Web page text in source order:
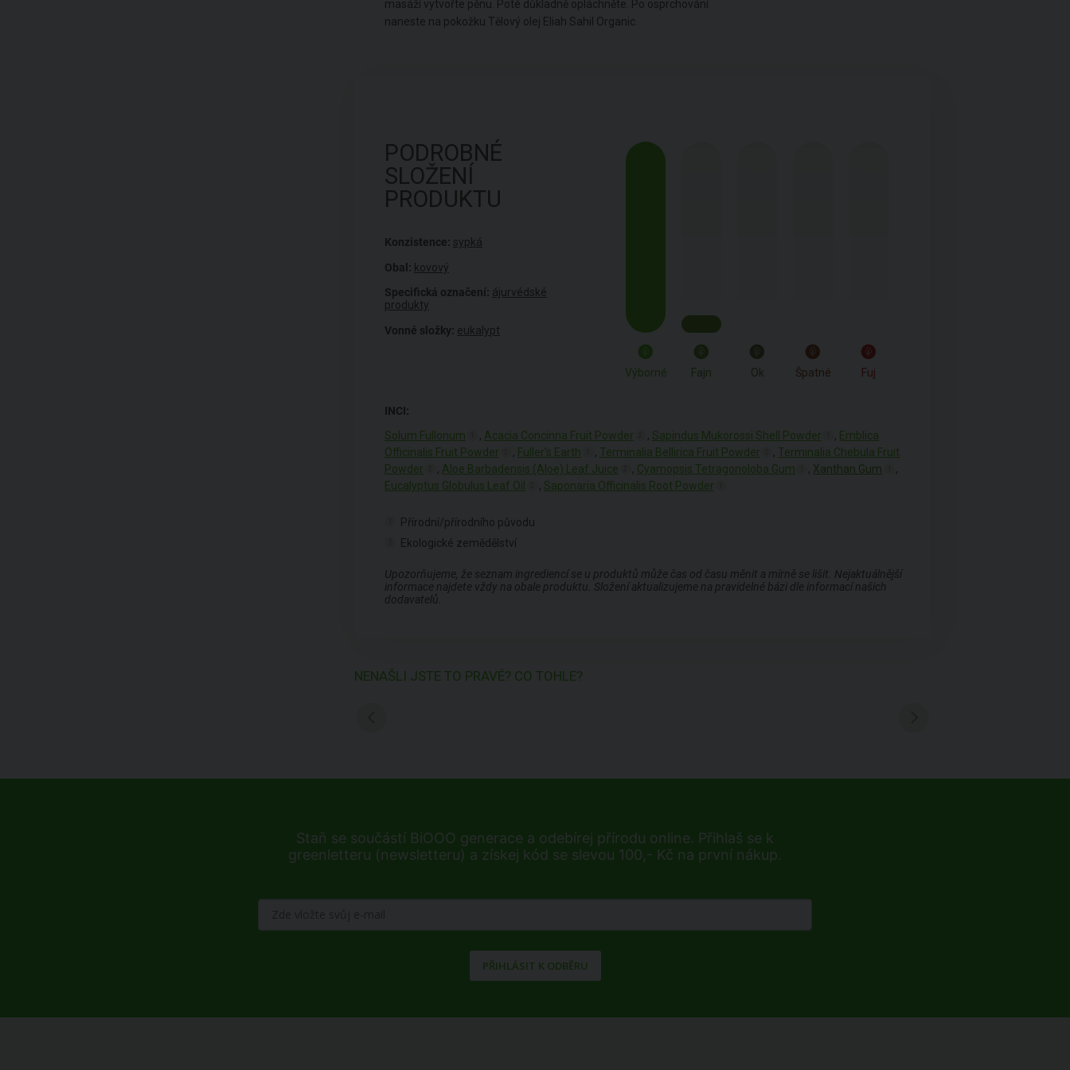
masáží vytvořte pěnu. Poté důkladně opláchněte. Po osprchování
naneste na pokožku Tělový olej Eliah Sahil Organic.
PODROBNÉ
SLOŽENÍ
PRODUKTU
Konzistence: sypká
Obal: kovový
Specifická označení: ájurvédské
produkty
Vonné složky: eukalypt
Výborné Fajn Ok Špatné Fuj
INCI:
Solum Fullonum
, Acacia Concinna Fruit Powder , Sapindus Mukorossi Shell Powder , Emblica
Officinalis Fruit Powder
, Fuller’s Earth , Terminalia Bellirica Fruit Powder , Terminalia Chebula Fruit
Powder
, Aloe Barbadensis (Aloe) Leaf Juice , Cyamopsis Tetragonoloba Gum , Xanthan Gum
,
Eucalyptus Globulus Leaf Oil
, Saponaria Officinalis Root Powder
Přírodní/přírodního původu
Ekologické zemědělství
Upozorňujeme, že seznam ingrediencí se u produktů může čas od času měnit a mírně se lišit. Nejaktuálnější
informace najdete vždy na obale produktu. Složení aktualizujeme na pravidelné bázi dle informací našich
dodavatelů.
NENAŠLI JSTE TO PRAVÉ? CO TOHLE?
Staň se součástí BiOOO generace a odebírej přírodu online. Přihlaš se k
greenletteru (newsletteru) a získej kód se slevou 100,- Kč na první nákup.
PŘIHLÁSIT K ODBĚRU